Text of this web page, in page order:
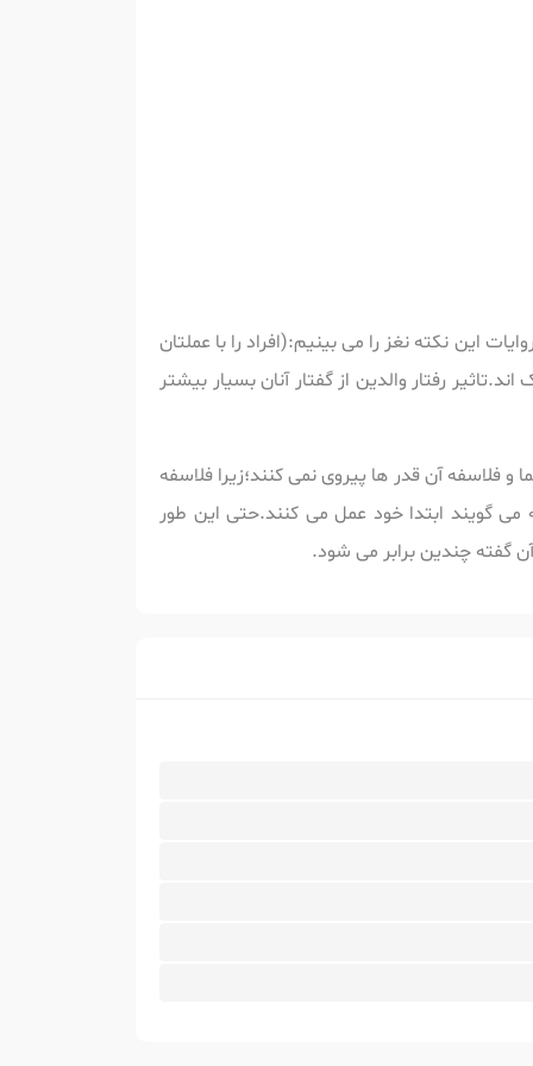
این نکته نغز را می بینیم:(افراد را با عملتان
رفتار والدین از گفتار آنان بسیار بیشتر
و فلاسفه آن قدر ها پیروی نمی کنند؛زیرا فلاسفه
می گویند ابتدا خود عمل می کنند.حتی این طور
گفته چندین برابر می شود.